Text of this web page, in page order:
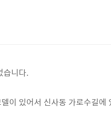
습니다.
이 있어서 신사동 가로수길에